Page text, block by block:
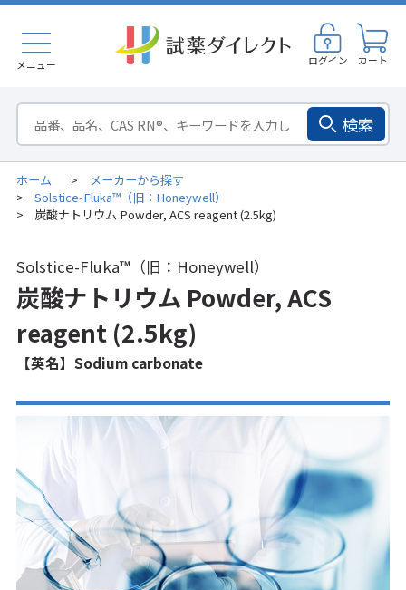
メニュー ログイン カート
検索
ホーム > メーカーから探す
> Solstice-Fluka™（旧：Honeywell）
> 炭酸ナトリウム Powder, ACS reagent (2.5kg)
Solstice-Fluka™（旧：Honeywell）
炭酸ナトリウム Powder, ACS
reagent (2.5kg)
【英名】Sodium carbonate